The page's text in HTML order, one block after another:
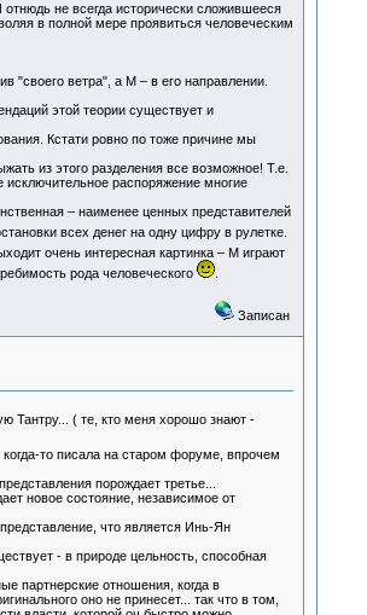
не всегда исторически сложившееся
в полной мере проявиться человеческим
"своего ветра", а М – в его направлении.
этой теории существует и
Кстати ровно по тоже причине мы
из этого разделения все возможное! Т.е.
исключительное распоряжение многие
– наименее ценных представителей
всех денег на одну цифру в рулетке.
очень интересная картинка – М играют
рода человеческого
.
Записан
Тантру... ( те, кто меня хорошо знают -
то писала на старом форуме, впрочем
порождает третье...
новое состояние, независимое от
что является Инь-Ян
- в природе цельность, способная
партнерские отношения, когда в
оно не принесет... так что в том,